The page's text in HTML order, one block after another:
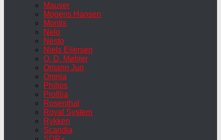
Mauser
Mogens Hansen
Montis
Nelo
Nesto
Niels Eilersen
O. D. Møbler
Omann Jun
Omnia
Philips
Profilia
Rosenthal
Royal System
Rykken
Scandia